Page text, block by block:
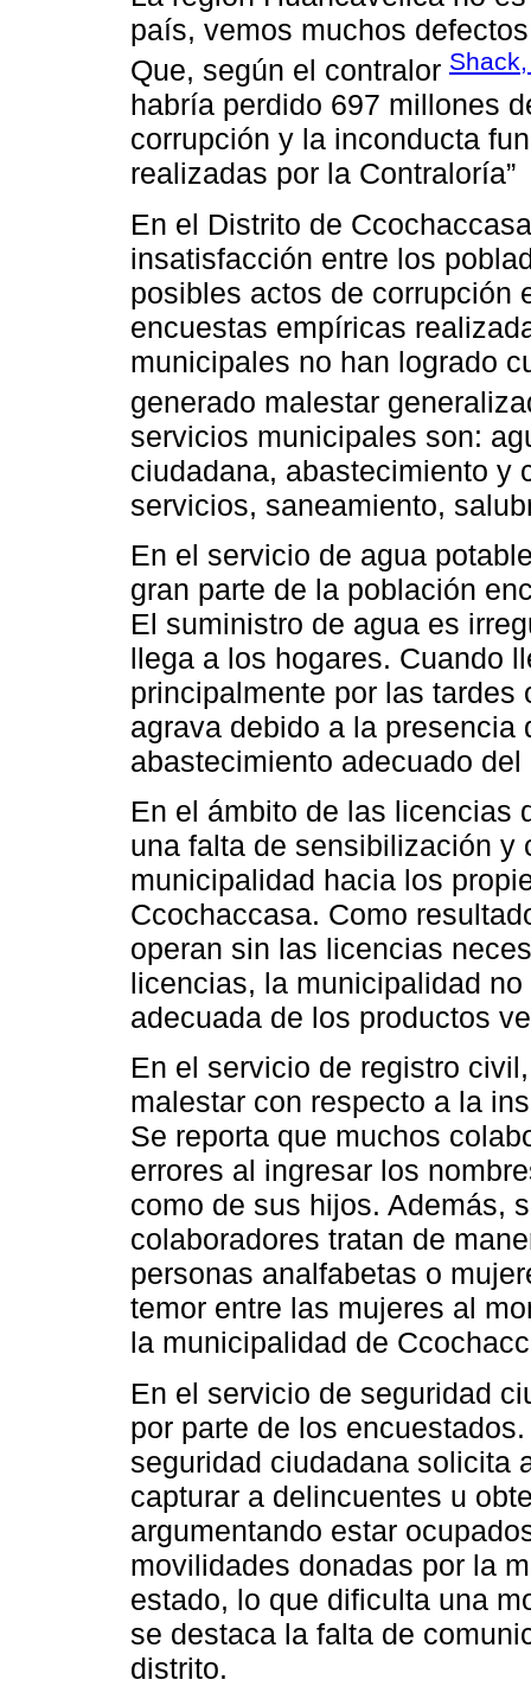
país, vemos muchos
Que, según el contralor
habría perdido 697 millones
corrupción y la inconducta
realizadas por la Contraloría”
En el Distrito de
insatisfacción entre los
posibles actos de corrupción
encuestas empíricas
municipales no han logrado
generado malestar
servicios municipales son:
ciudadana, abastecimiento y
servicios, saneamiento,
En el servicio de agua
gran parte de la población
El suministro de agua es
llega a los hogares. Cuando
principalmente por las
agrava debido a la
abastecimiento adecuado
En el ámbito de las licencias
una falta de sensibilización y
municipalidad hacia los
Ccochaccasa. Como
operan sin las licencias
licencias, la municipalidad
adecuada de los productos
En el servicio de registro
malestar con respecto a la
Se reporta que muchos
errores al ingresar los
como de sus hijos. Además,
colaboradores tratan de
personas analfabetas o
temor entre las mujeres al
la municipalidad de
En el servicio de seguridad
por parte de los
seguridad ciudadana solicita
capturar a delincuentes u
argumentando estar
movilidades donadas por la
estado, lo que dificulta una
se destaca la falta de
distrito.